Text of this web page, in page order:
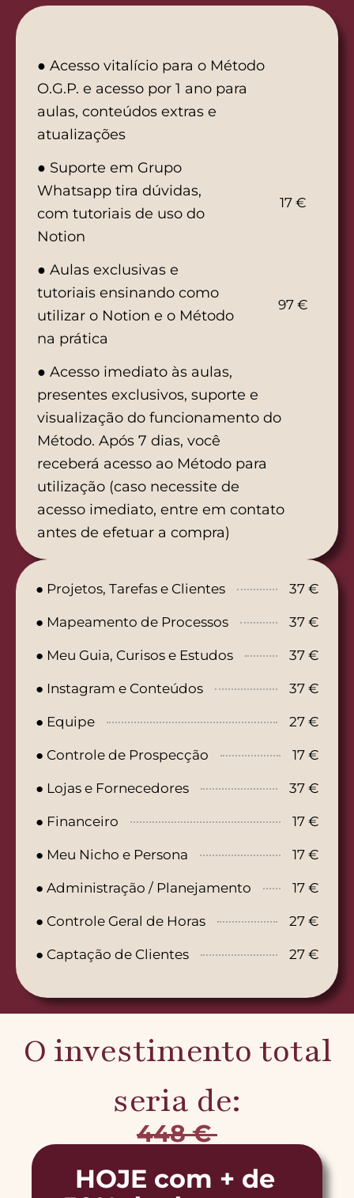
● Acesso vitalício para o Método
O.G.P. e acesso por 1 ano para
aulas, conteúdos extras e
atualizações
● Suporte em Grupo
Whatsapp tira dúvidas,
com tutoriais de uso do
Notion
17 €
● Aulas exclusivas e
tutoriais ensinando como
utilizar o Notion e o Método
na prática
97 €
● Acesso imediato às aulas,
presentes exclusivos, suporte e
visualização do funcionamento do
Método. Após 7 dias, você
receberá acesso ao Método para
utilização (caso necessite de
acesso imediato, entre em contato
antes de efetuar a compra)
● Projetos, Tarefas e Clientes 37 €
● Mapeamento de Processos 37 €
● Meu Guia, Curisos e Estudos 37 €
● Instagram e Conteúdos 37 €
● Equipe 27 €
● Controle de Prospecção 17 €
● Lojas e Fornecedores 37 €
● Financeiro 17 €
● Meu Nicho e Persona 17 €
● Administração / Planejamento 17 €
● Controle Geral de Horas 27 €
● Captação de Clientes 27 €
O investimento total
seria de:
448€
HOJE com + de